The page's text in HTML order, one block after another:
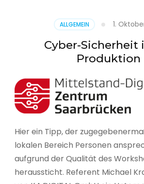
ALLGEMEIN 1.
Cyber-Sicherheit
Produktion
Hier ein Tipp, der
lokalen Bereich Personen
aufgrund der Qualität des
heraussticht. Referent Michael